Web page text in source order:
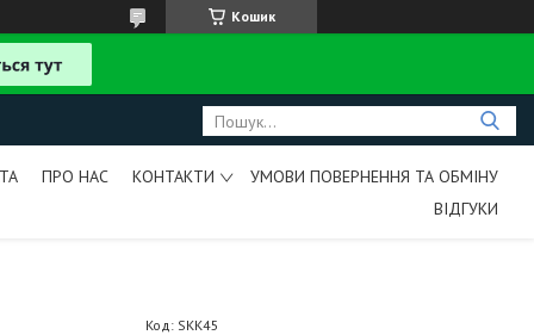
Кошик
ПРО НАС КОНТАКТИ
УМОВИ ПОВЕРНЕННЯ ТА ОБМІНУ
ВІДГУКИ
Код: SKK45